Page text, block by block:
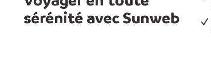
sérénité avec Sunweb